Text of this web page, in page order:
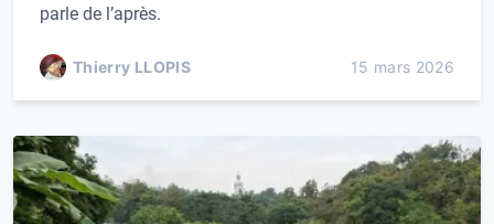
parle de l’après.
Thierry LLOPIS 15 mars 2026